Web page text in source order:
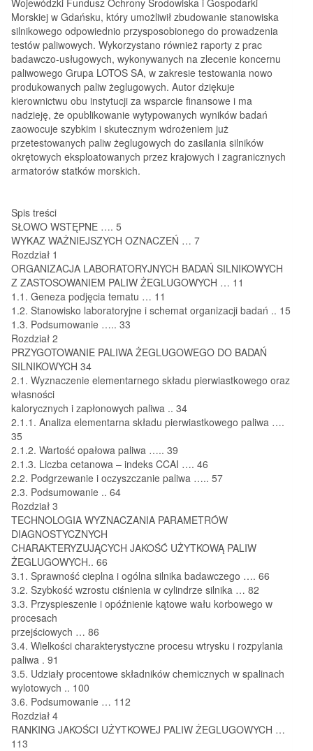
Morskiej w Gdańsku, który umożliwił zbudowanie stanowiska
silnikowego odpowiednio przysposobionego do prowadzenia
testów paliwowych. Wykorzystano również raporty z prac
badawczo-usługowych, wykonywanych na zlecenie koncernu
paliwowego Grupa LOTOS SA, w zakresie testowania nowo
produkowanych paliw żeglugowych. Autor dziękuje
kierownictwu obu instytucji za wsparcie finansowe i ma
nadzieję, że opublikowanie wytypowanych wyników badań
zaowocuje szybkim i skutecznym wdrożeniem już
przetestowanych paliw żeglugowych do zasilania silników
okrętowych eksploatowanych przez krajowych i zagranicznych
armatorów statków morskich.
Spis treści
SŁOWO WSTĘPNE …. 5
WYKAZ WAŻNIEJSZYCH OZNACZEŃ … 7
Rozdział 1
ORGANIZACJA LABORATORYJNYCH BADAŃ SILNIKOWYCH
Z ZASTOSOWANIEM PALIW ŻEGLUGOWYCH … 11
1.1. Geneza podjęcia tematu … 11
1.2. Stanowisko laboratoryjne i schemat organizacji badań .. 15
1.3. Podsumowanie ….. 33
Rozdział 2
PRZYGOTOWANIE PALIWA ŻEGLUGOWEGO DO BADAŃ
SILNIKOWYCH 34
2.1. Wyznaczenie elementarnego składu pierwiastkowego oraz
własności
kalorycznych i zapłonowych paliwa .. 34
2.1.1. Analiza elementarna składu pierwiastkowego paliwa ….
35
2.1.2. Wartość opałowa paliwa ….. 39
2.1.3. Liczba cetanowa – indeks CCAI …. 46
2.2. Podgrzewanie i oczyszczanie paliwa ….. 57
2.3. Podsumowanie .. 64
Rozdział 3
TECHNOLOGIA WYZNACZANIA PARAMETRÓW
DIAGNOSTYCZNYCH
CHARAKTERYZUJĄCYCH JAKOŚĆ UŻYTKOWĄ PALIW
ŻEGLUGOWYCH.. 66
3.1. Sprawność cieplna i ogólna silnika badawczego …. 66
3.2. Szybkość wzrostu ciśnienia w cylindrze silnika … 82
3.3. Przyspieszenie i opóźnienie kątowe wału korbowego w
procesach
przejściowych … 86
3.4. Wielkości charakterystyczne procesu wtrysku i rozpylania
paliwa . 91
3.5. Udziały procentowe składników chemicznych w spalinach
wylotowych .. 100
3.6. Podsumowanie … 112
Rozdział 4
RANKING JAKOŚCI UŻYTKOWEJ PALIW ŻEGLUGOWYCH …
113